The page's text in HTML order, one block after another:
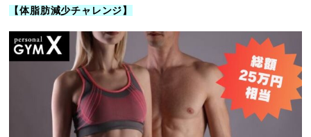
【体脂肪減少チャレンジ】